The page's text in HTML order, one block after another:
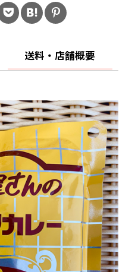
ー粉、食塩、チャツ
マトペースト、醤油、
ペースト、にんにくペ
、香辛料抽出物、酸味
・乳成分・牛肉・大
）
密封し、加圧加熱殺
け、常温で保存して
に記載 製造日より２
送料・店舗概要